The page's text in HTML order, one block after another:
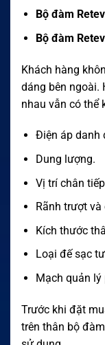
Bộ đàm
Bộ đàm
Khách hàng
dáng bên ngoài.
nhau vẫn có thể
Điện áp danh
Dung lượng.
Vị trí chân
Rãnh trượt và
Kích thước
Loại đế sạc
Mạch quản lý
Trước khi đặt
trên thân bộ